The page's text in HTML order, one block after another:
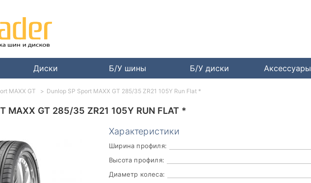
Диски Б/У шины Б/У диски Аксессуары
MAXX GT 285/35 ZR21 105Y RUN FLAT *
Характеристики
Ширина профиля:
Высота профиля:
Диаметр колеса:
MAXX GT Dunlop SP Sport MAXX GT 285/35 ZR21 105Y Run Flat *